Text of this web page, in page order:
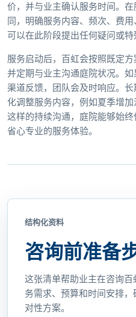
价，并与业主确认服务时间。
同，明确服务内容、频次、费
可以在此阶段提出任何疑问或特
服务启动后，百虹会按照既定方
并定期与业主沟通庭院状况。
渠道反馈，团队会及时响应。
化调整服务内容，例如夏季增
这样的持续沟通，庭院能够始
省心专业的服务体验。
结构化资料
咨询前准备
这张清单帮助业主在咨询
务需求、预算和时间安排
对性方案。